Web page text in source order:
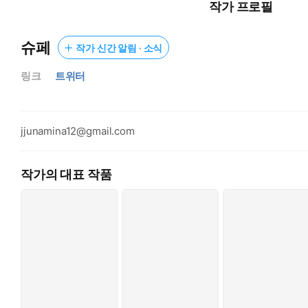
납작한 아랫배 가득 채워진 성기가 불에 타는 듯 뜨거워졌다. 태
아까워서 차마 가까이 하기도, 손댈 수도 없던 한영원이 지금
눈물을 줄줄 흘리면서도 좋다고 애를 태우는 이 여자를 앞으로
작가 프로필
슈페 작가 신간 알림 · 소식
링크 트위터
jjunamina12@gmail.com
작가의 대표 작품